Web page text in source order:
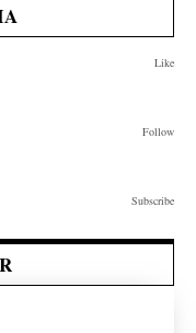
Like
Follow
Subscribe